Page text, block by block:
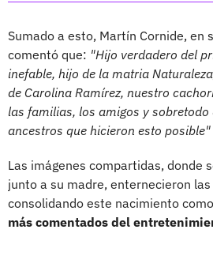
Sumado a esto, Martín Cornide, en
comentó que: "Hijo verdadero del
inefable, hijo de la matria
de Carolina Ramírez, nuestro
las familias, los amigos y
ancestros que hicieron esto posible"
Las imágenes compartidas, donde
junto a su madre, enternecieron
consolidando este nacimiento como
más comentados del